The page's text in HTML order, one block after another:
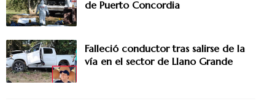
de Puerto Concordia
Falleció conductor tras salirse de la
vía en el sector de Llano Grande